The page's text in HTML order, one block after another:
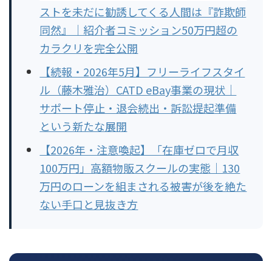
ストを未だに勧誘してくる人間は『詐欺師
同然』｜紹介者コミッション50万円超の
カラクリを完全公開
【続報・2026年5月】フリーライフスタイ
ル（藤木雅治）CATD eBay事業の現状｜
サポート停止・退会続出・訴訟提起準備
という新たな展開
【2026年・注意喚起】「在庫ゼロで月収
100万円」高額物販スクールの実態｜130
万円のローンを組まされる被害が後を絶た
ない手口と見抜き方